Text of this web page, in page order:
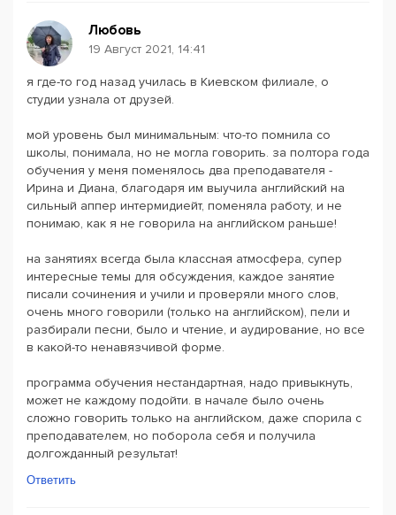
Любовь
19 Август 2021, 14:41
я где-то год назад училась в Киевском филиале, о
студии узнала от друзей.
мой уровень был минимальным: что-то помнила со
школы, понимала, но не могла говорить. за полтора года
обучения у меня поменялось два преподавателя -
Ирина и Диана, благодаря им выучила английский на
сильный аппер интермидиейт, поменяла работу, и не
понимаю, как я не говорила на английском раньше!
на занятиях всегда была классная атмосфера, супер
интересные темы для обсуждения, каждое занятие
писали сочинения и учили и проверяли много слов,
очень много говорили (только на английском), пели и
разбирали песни, было и чтение, и аудирование, но все
в какой-то ненавязчивой форме.
программа обучения нестандартная, надо привыкнуть,
может не каждому подойти. в начале было очень
сложно говорить только на английском, даже спорила с
преподавателем, но поборола себя и получила
долгожданный результат!
Ответить